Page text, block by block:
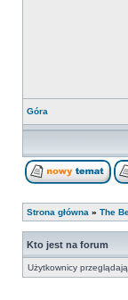
Góra
Strona główna » The
Kto jest na forum
Użytkownicy